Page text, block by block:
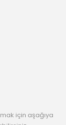
için aşağıya